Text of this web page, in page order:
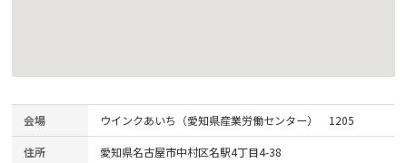
会場 ウインクあいち（愛知県産業労働センター） 1205
住所 愛知県名古屋市中村区名駅4丁目4-38